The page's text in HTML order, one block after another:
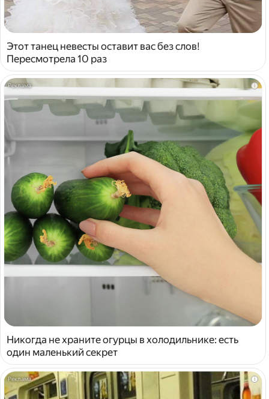
Этот танец невесты оставит вас без слов!
Пересмотрела 10 раз
i
Никогда не храните огурцы в холодильнике: есть
один маленький секрет
i